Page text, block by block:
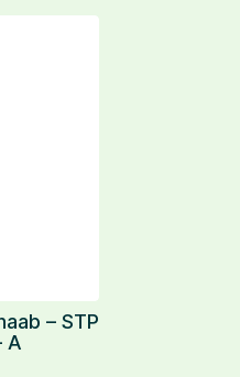
– STP
A